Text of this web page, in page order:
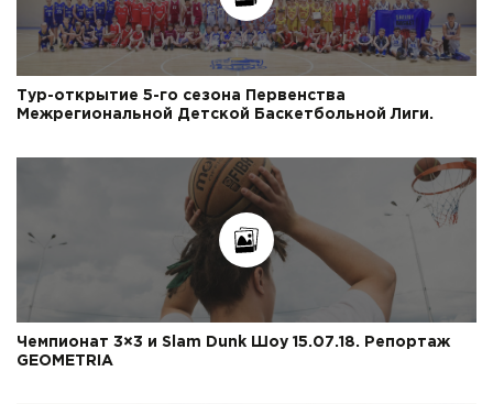
Тур-открытие 5-го сезона Первенства
Межрегиональной Детской Баскетбольной Лиги.
Чемпионат 3×3 и Slam Dunk Шоу 15.07.18. Репортаж
GEOMETRIA